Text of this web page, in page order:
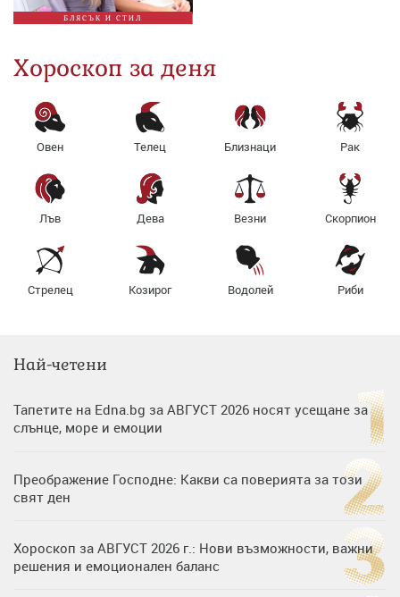
БЛЯСЪК И СТИЛ
Хороскоп за деня
Овен Телец Близнаци Рак
Лъв Дева Везни Скорпион
Стрелец Козирог Водолей Риби
Най-четени
Тапетите на Edna.bg за АВГУСТ 2026 носят усещане за
слънце, море и емоции
Преображение Господне: Какви са поверията за този
свят ден
Хороскоп за АВГУСТ 2026 г.: Нови възможности, важни
решения и емоционален баланс